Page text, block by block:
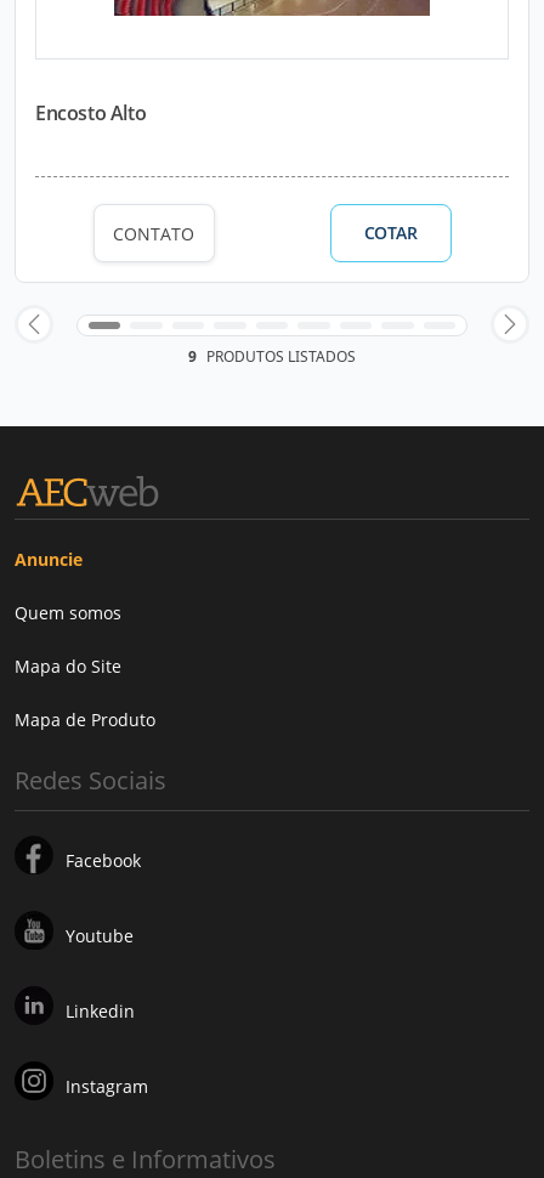
Encosto Alto
CONTATO COTAR
9 PRODUTOS LISTADOS
Anuncie
Quem somos
Mapa do Site
Mapa de Produto
Redes Sociais
Facebook
Youtube
Linkedin
Instagram
Boletins e Informativos